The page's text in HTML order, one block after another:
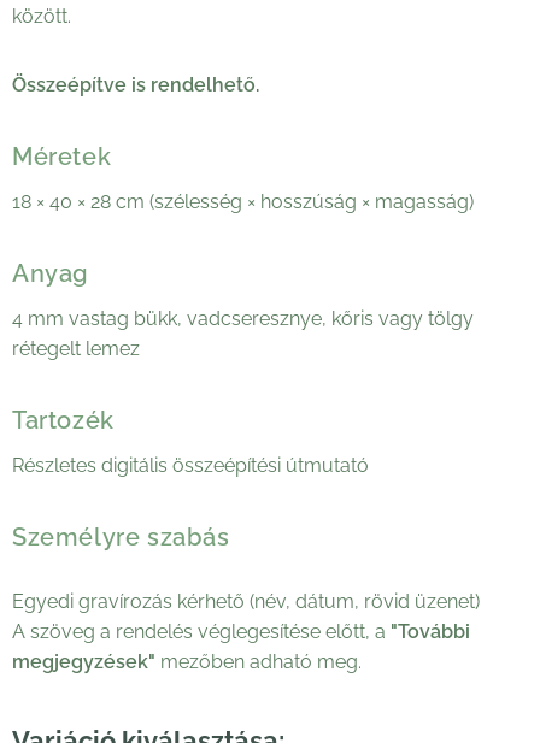
között.
Összeépítve is rendelhető.
Méretek
18 × 40 × 28 cm (szélesség × hosszúság × magasság)
Anyag
4 mm vastag bükk, vadcseresznye, kőris vagy tölgy
rétegelt lemez
Tartozék
Részletes digitális összeépítési útmutató
Személyre szabás
Egyedi gravírozás kérhető (név, dátum, rövid üzenet)
A szöveg a rendelés véglegesítése előtt, a "További
megjegyzések" mezőben adható meg.